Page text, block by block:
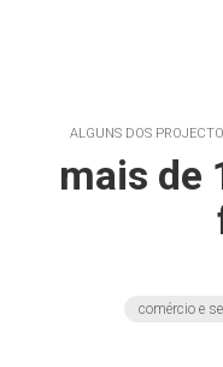
ALGUNS DOS
mais de
comércio e